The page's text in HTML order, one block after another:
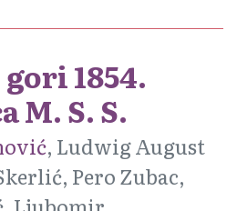
1854.
M. S. S.
, Ludwig August
Pero Zubac,